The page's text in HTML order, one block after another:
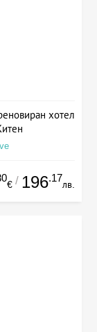
хотел
€ / 196.17
лв.